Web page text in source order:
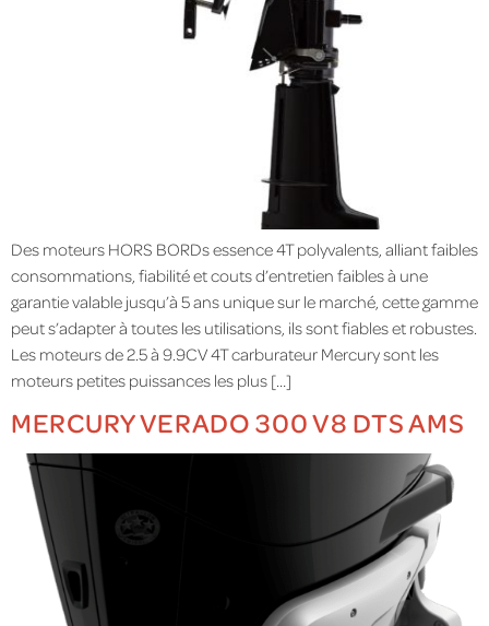
Des moteurs HORS BORDs essence 4T polyvalents, alliant faibles
consommations, fiabilité et couts d’entretien faibles à une
garantie valable jusqu’à 5 ans unique sur le marché, cette gamme
peut s’adapter à toutes les utilisations, ils sont fiables et robustes.
Les moteurs de 2.5 à 9.9CV 4T carburateur Mercury sont les
moteurs petites puissances les plus […]
MERCURY VERADO 300 V8 DTS AMS